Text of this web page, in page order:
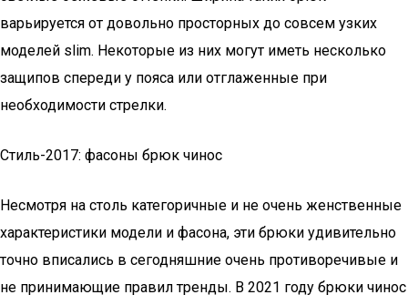
варьируется от довольно просторных до совсем узких
моделей slim. Некоторые из них могут иметь несколько
защипов спереди у пояса или отглаженные при
необходимости стрелки.
Стиль-2017: фасоны брюк чинос
Несмотря на столь категоричные и не очень женственные
характеристики модели и фасона, эти брюки удивительно
точно вписались в сегодняшние очень противоречивые и
не принимающие правил тренды. В 2021 году брюки чинос